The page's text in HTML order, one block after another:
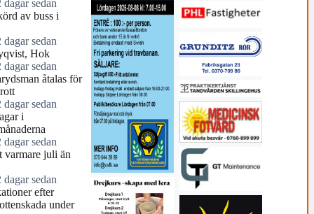
dagar sedan
av buss i
dagar sedan
Hok
dagar sedan
åtalas för
dagar sedan
i
dagar sedan
varmare juli än
dagar sedan
efter
under